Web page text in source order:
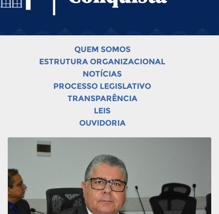
QUEM SOMOS
ESTRUTURA ORGANIZACIONAL
NOTÍCIAS
PROCESSO LEGISLATIVO
TRANSPARÊNCIA
LEIS
OUVIDORIA